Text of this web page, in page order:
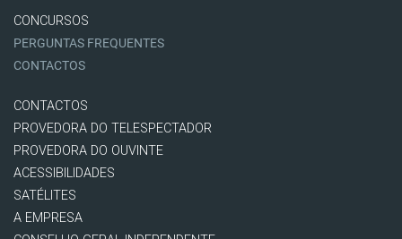
CONCURSOS
PERGUNTAS FREQUENTES
CONTACTOS
CONTACTOS
PROVEDORA DO TELESPECTADOR
PROVEDORA DO OUVINTE
ACESSIBILIDADES
SATÉLITES
A EMPRESA